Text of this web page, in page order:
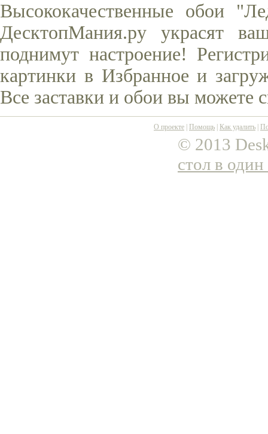
Высококачественные обои
ДесктопМания.ру украсят
поднимут настроение!
картинки в Избранное и
Все заставки и обои вы можете
О проекте Помощь Как удалить
© 2013
стол в